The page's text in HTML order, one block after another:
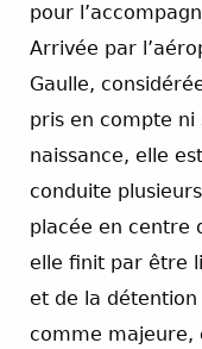
pour
Arrivée par
Gaulle,
pris en compte ni
naissance, elle
conduite
placée en centre
elle finit par être
et de la détention
comme majeure,